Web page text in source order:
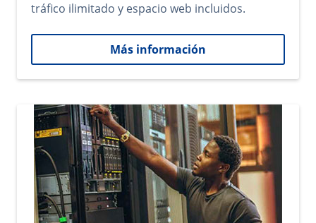
tráfico ilimitado y espacio web incluidos.
Más información